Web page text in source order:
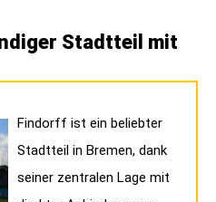
Stadtteil mit
Findorff ist ein beliebter
Stadtteil in Bremen, dank
seiner zentralen Lage mit